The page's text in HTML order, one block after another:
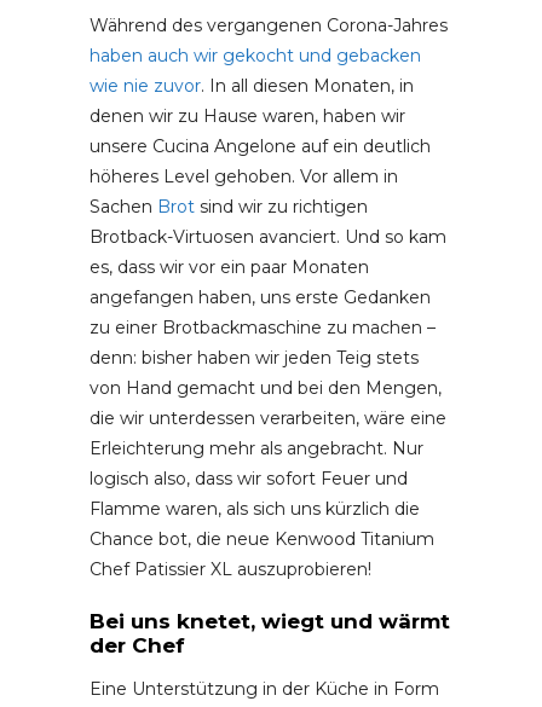
Während des vergangenen Corona-Jahres
haben auch wir gekocht und gebacken
wie nie zuvor. In all diesen Monaten, in
denen wir zu Hause waren, haben wir
unsere Cucina Angelone auf ein deutlich
höheres Level gehoben. Vor allem in
Sachen Brot sind wir zu richtigen
Brotback-Virtuosen avanciert. Und so kam
es, dass wir vor ein paar Monaten
angefangen haben, uns erste Gedanken
zu einer Brotbackmaschine zu machen –
denn: bisher haben wir jeden Teig stets
von Hand gemacht und bei den Mengen,
die wir unterdessen verarbeiten, wäre eine
Erleichterung mehr als angebracht. Nur
logisch also, dass wir sofort Feuer und
Flamme waren, als sich uns kürzlich die
Chance bot, die neue Kenwood Titanium
Chef Patissier XL auszuprobieren!
Bei uns knetet, wiegt und wärmt
der Chef
Eine Unterstützung in der Küche in Form